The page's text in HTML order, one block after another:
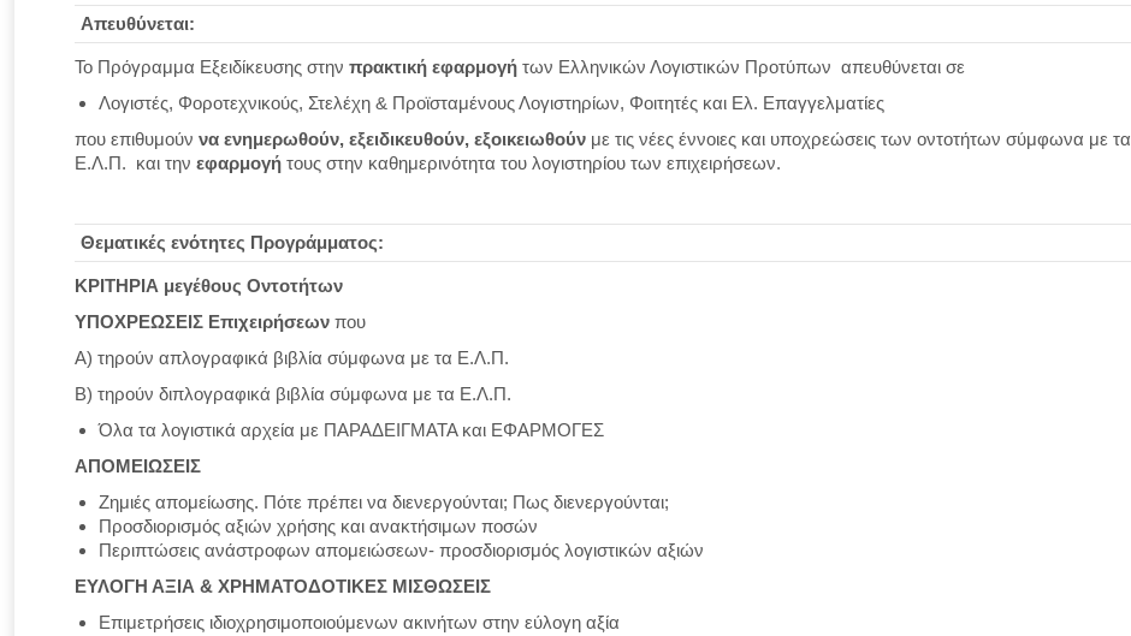
Απευθύνεται:
Το Πρόγραμμα Εξειδίκευσης στην πρακτική εφαρμογή των Ελληνικών Λογιστικών Προτύπων απευθύνεται σε
Λογιστές, Φοροτεχνικούς, Στελέχη & Προϊσταμένους Λογιστηρίων, Φοιτητές και Ελ. Επαγγελματίες
που επιθυμούν να ενημερωθούν, εξειδικευθούν, εξοικειωθούν με τις νέες έννοιες και υποχρεώσεις των οντοτήτων σύμφωνα με τα
Ε.Λ.Π. και την εφαρμογή τους στην καθημερινότητα του λογιστηρίου των επιχειρήσεων.
Θεματικές ενότητες Προγράμματος:
ΚΡΙΤΗΡΙΑ μεγέθους Οντοτήτων
ΥΠΟΧΡΕΩΣΕΙΣ Επιχειρήσεων που
Α) τηρούν απλογραφικά βιβλία σύμφωνα με τα Ε.Λ.Π.
Β) τηρούν διπλογραφικά βιβλία σύμφωνα με τα Ε.Λ.Π.
Όλα τα λογιστικά αρχεία με ΠΑΡΑΔΕΙΓΜΑΤΑ και ΕΦΑΡΜΟΓΕΣ
ΑΠΟΜΕΙΩΣΕΙΣ
Ζημιές απομείωσης. Πότε πρέπει να διενεργούνται; Πως διενεργούνται;
Προσδιορισμός αξιών χρήσης και ανακτήσιμων ποσών
Περιπτώσεις ανάστροφων απομειώσεων- προσδιορισμός λογιστικών αξιών
ΕΥΛΟΓΗ ΑΞΙΑ & ΧΡΗΜΑΤΟΔΟΤΙΚΕΣ ΜΙΣΘΩΣΕΙΣ
Επιμετρήσεις ιδιοχρησιμοποιούμενων ακινήτων στην εύλογη αξία